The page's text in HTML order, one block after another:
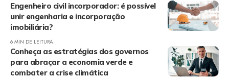
Engenheiro civil incorporador: é possível
unir engenharia e incorporação
imobiliária?
6 MIN DE LEITURA
Conheça as estratégias dos governos
para abraçar a economia verde e
combater a crise climática